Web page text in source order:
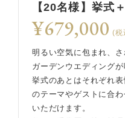
【20名様】挙式
¥679,000 (税
明るい空気に包まれ、
ガーデンウエディングが
挙式のあとはそれぞれ
のテーマやゲストに合
いただけます。